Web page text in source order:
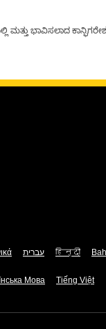
ಮತ್ತು ಭಾವಿಸಲಾದ
עברית हिन्दी
Мова Tiếng Việt